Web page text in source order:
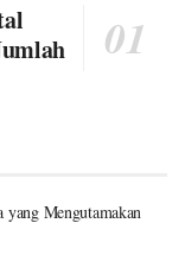
Mengutamakan